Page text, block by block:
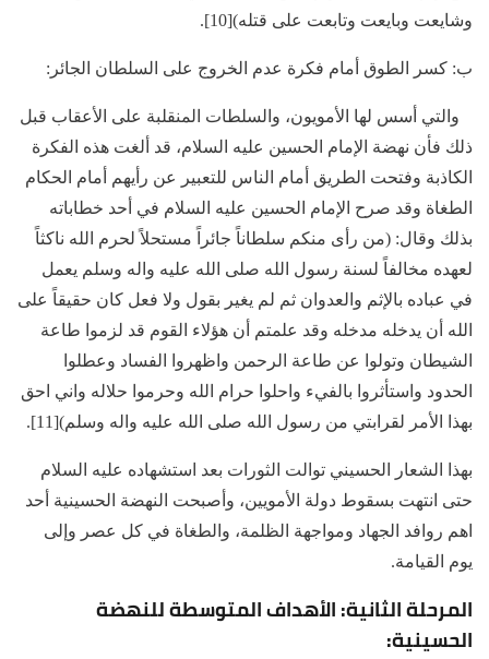
وشايعت وبايعت وتابعت على قتله)[10].
ب: كسر الطوق أمام فكرة عدم الخروج على السلطان الجائر:
والتي أسس لها الأمويون، والسلطات المنقلبة على الأعقاب قبل
ذلك فأن نهضة الإمام الحسين عليه السلام، قد ألغت هذه الفكرة
الكاذبة وفتحت الطريق أمام الناس للتعبير عن رأيهم أمام الحكام
الطغاة وقد صرح الإمام الحسين عليه السلام في أحد خطاباته
بذلك وقال: (من رأى منكم سلطاناً جائراً مستحلاً لحرم الله ناكثاً
لعهده مخالفاً لسنة رسول الله صلى الله عليه واله وسلم يعمل
في عباده بالإثم والعدوان ثم لم يغير بقول ولا فعل كان حقيقاً على
الله أن يدخله مدخله وقد علمتم أن هؤلاء القوم قد لزموا طاعة
الشيطان وتولوا عن طاعة الرحمن واظهروا الفساد وعطلوا
الحدود واستأثروا بالفيء واحلوا حرام الله وحرموا حلاله واني احق
بهذا الأمر لقرابتي من رسول الله صلى الله عليه واله وسلم)[11].
بهذا الشعار الحسيني توالت الثورات بعد استشهاده عليه السلام
حتى انتهت بسقوط دولة الأمويين، وأصبحت النهضة الحسينية أحد
اهم روافد الجهاد ومواجهة الظلمة، والطغاة في كل عصر وإلى
يوم القيامة.
المرحلة الثانية: الأهداف المتوسطة للنهضة
الحسينية: